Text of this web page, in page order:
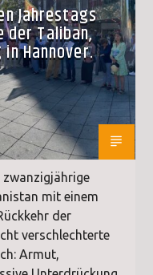
Jahrestags
der Taliban,
Hannover.
zwanzigjährige
mit einem
der
verschlechterte
Armut,